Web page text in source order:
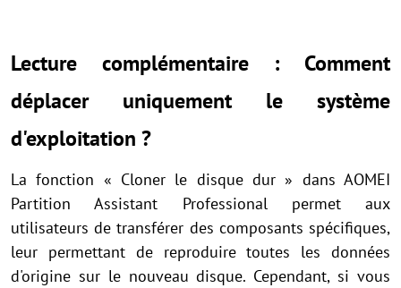
Lecture complémentaire : Comment
déplacer uniquement le système
d'exploitation ?
La fonction « Cloner le disque dur » dans AOMEI
Partition Assistant Professional permet aux
utilisateurs de transférer des composants spécifiques,
leur permettant de reproduire toutes les données
d'origine sur le nouveau disque. Cependant, si vous